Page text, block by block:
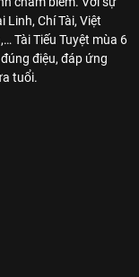
Chí Tài, Việt
Tài Tiếu Tuyệt mùa 6
điệu, đáp ứng
tuổi.